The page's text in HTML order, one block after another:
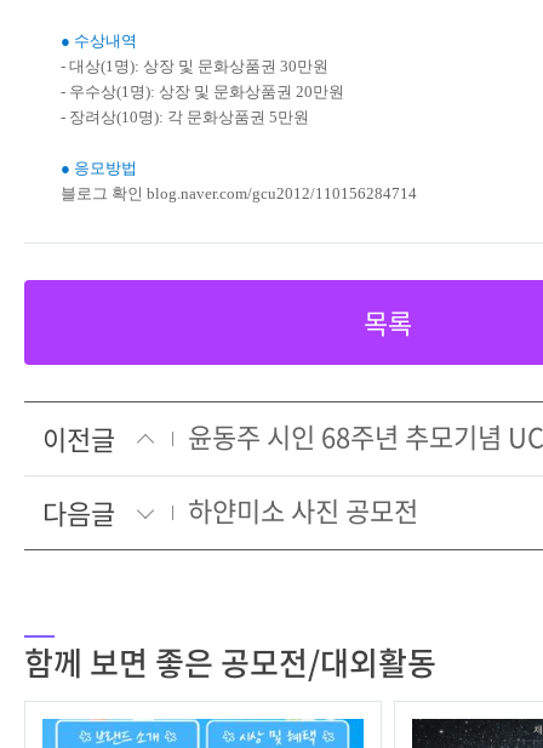
● 수상내역
- 대상(1명): 상장 및 문화상품권 30만원
- 우수상(1명): 상장 및 문화상품권 20만원
- 장려상(10명): 각 문화상품권 5만원
● 응모방법
블로그 확인 blog.naver.com/gcu2012/110156284714
목록
이전글
윤동주 시인 68주년 추모기념
다음글
하얀미소 사진 공모전
함께 보면 좋은 공모전/대외활동